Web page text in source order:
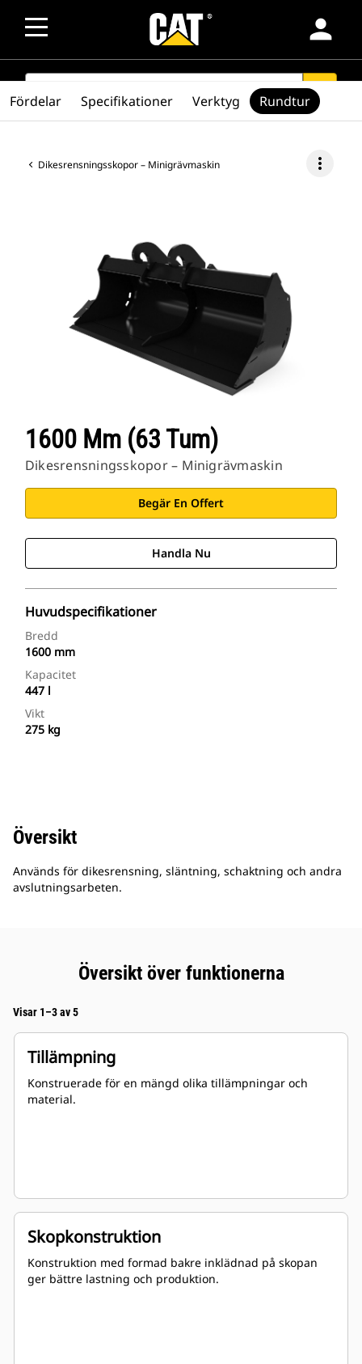
person
SEARCH search
Dikesrensningsskopor – Minigrävmaskin more_vert
1600 Mm (63 Tum)
Dikesrensningsskopor – Minigrävmaskin
Begär En Offert
Handla Nu
Huvudspecifikationer
Bredd
1600 mm
Kapacitet
447 l
Vikt
275 kg
Fördelar Specifikationer Verktyg Rundtur
Översikt
Används för dikesrensning, släntning, schaktning och andra
avslutningsarbeten.
Översikt över funktionerna
Visar 1–3 av 5
Tillämpning
Konstruerade för en mängd olika tillämpningar och
material.
Skopkonstruktion
Konstruktion med formad bakre inklädnad på skopan
ger bättre lastning och produktion.